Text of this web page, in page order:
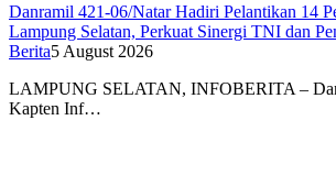
Danramil 421-06/Natar Hadiri Pelantikan 14
Lampung Selatan, Perkuat Sinergi TNI dan
Berita5 August 2026
LAMPUNG SELATAN, INFOBERITA –
Kapten Inf…